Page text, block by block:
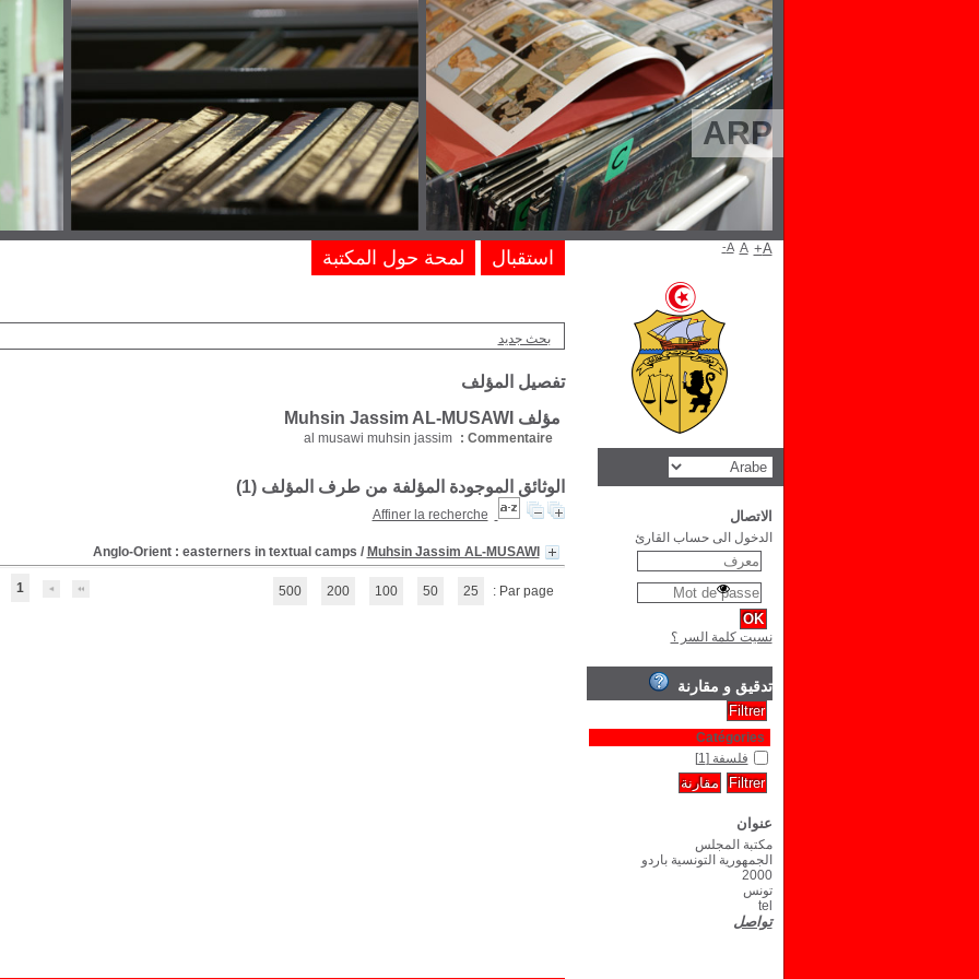
ARP
بحث جديد
تفصيل المؤلف
مؤلف Muhsin Jassim AL-MUSAWI
Commentaire :
al musawi muhsin jassim
الوثائق الموجودة المؤلفة من طرف المؤلف (1
)
Affiner la recherche
Anglo-Orient : easterners in textual camps / Muhsin Jassim AL-MUSAWI
1 Par page :
25
50
100
200
500
استقبال لمحة حول المكتبة A- A A+
الاتصال
الدخول الى حساب القارئ
نسيت كلمة السر ؟
تدقيق و مقارنة
Catégories
فلسفة [1]
عنوان
مكتبة المجلس
الجمهورية التونسية باردو
2000
تونس
tel
تواصل